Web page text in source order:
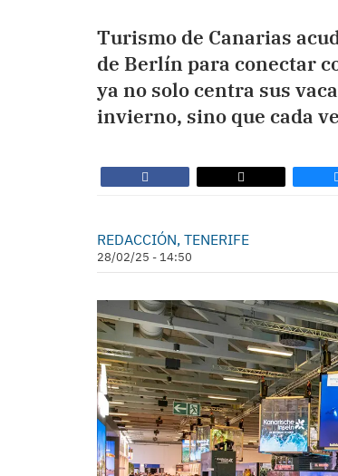
Turismo de Canarias
de Berlín para conectar
ya no solo centra sus
invierno, sino que cada
REDACCIÓN, TENERIFE
28/02/25 - 14:50